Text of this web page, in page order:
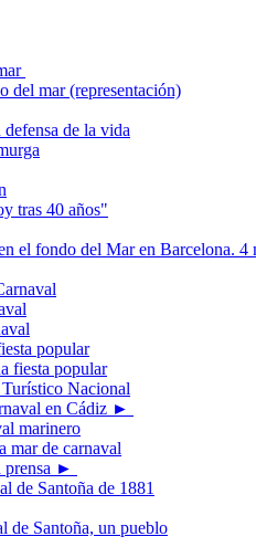
del mar (representación)
de la vida
tras 40 años"
el fondo del Mar en Barcelona. 4
popular
fiesta popular
Nacional
en Cádiz ►
marinero
mar de carnaval
prensa ►
de Santoña de 1881
de Santoña, un pueblo